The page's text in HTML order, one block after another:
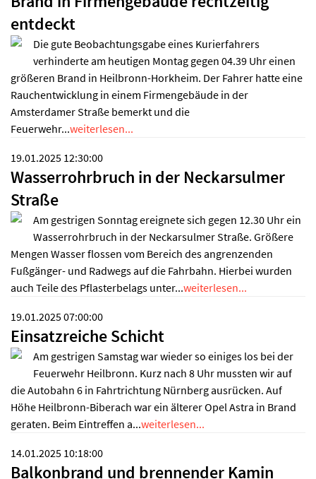
entdeckt
Die gute Beobachtungsgabe eines Kurierfahrers
verhinderte am heutigen Montag gegen 04.39 Uhr einen
größeren Brand in Heilbronn-Horkheim. Der Fahrer hatte eine
Rauchentwicklung in einem Firmengebäude in der
Amsterdamer Straße bemerkt und die
Feuerwehr...weiterlesen...
19.01.2025 12:30:00
Wasserrohrbruch in der Neckarsulmer
Straße
Am gestrigen Sonntag ereignete sich gegen 12.30 Uhr ein
Wasserrohrbruch in der Neckarsulmer Straße. Größere
Mengen Wasser flossen vom Bereich des angrenzenden
Fußgänger- und Radwegs auf die Fahrbahn. Hierbei wurden
auch Teile des Pflasterbelags unter...weiterlesen...
19.01.2025 07:00:00
Einsatzreiche Schicht
Am gestrigen Samstag war wieder so einiges los bei der
Feuerwehr Heilbronn. Kurz nach 8 Uhr mussten wir auf
die Autobahn 6 in Fahrtrichtung Nürnberg ausrücken. Auf
Höhe Heilbronn-Biberach war ein älterer Opel Astra in Brand
geraten. Beim Eintreffen a...weiterlesen...
14.01.2025 10:18:00
Balkonbrand und brennender Kamin